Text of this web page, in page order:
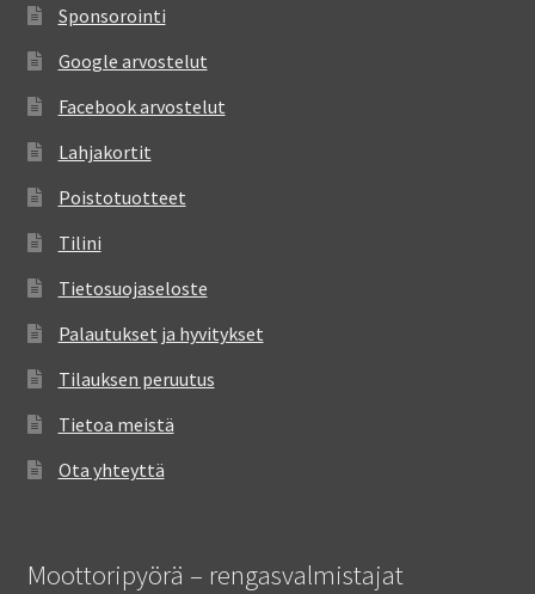
Sponsorointi
Google arvostelut
Facebook arvostelut
Lahjakortit
Poistotuotteet
Tilini
Tietosuojaseloste
Palautukset ja hyvitykset
Tilauksen peruutus
Tietoa meistä
Ota yhteyttä
Moottoripyörä – rengasvalmistajat